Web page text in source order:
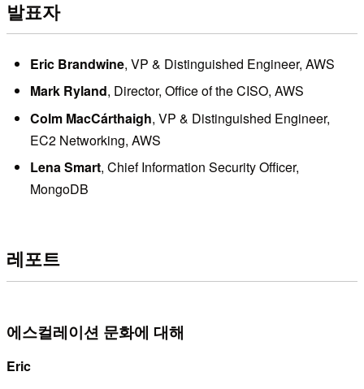
발표자
Eric Brandwine, VP & Distinguished Engineer, AWS
Mark Ryland, Director, Office of the CISO, AWS
Colm MacCárthaigh, VP & Distinguished Engineer,
EC2 Networking, AWS
Lena Smart, Chief Information Security Officer,
MongoDB
레포트
에스컬레이션 문화에 대해
Eric